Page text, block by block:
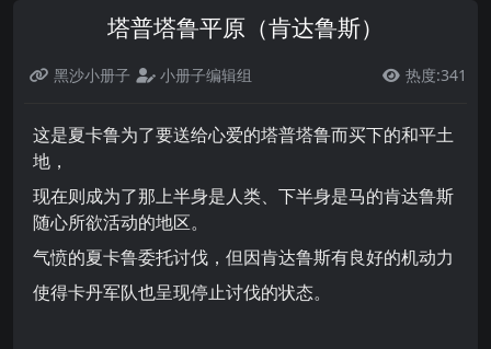
塔普塔鲁平原（肯达鲁斯）
黑沙小册子 小册子编辑组  热度:341
这是夏卡鲁为了要送给心爱的塔普塔鲁而买下的和平土
地，
现在则成为了那上半身是人类、下半身是马的肯达鲁斯
随心所欲活动的地区。
气愤的夏卡鲁委托讨伐，但因肯达鲁斯有良好的机动力
使得卡丹军队也呈现停止讨伐的状态。